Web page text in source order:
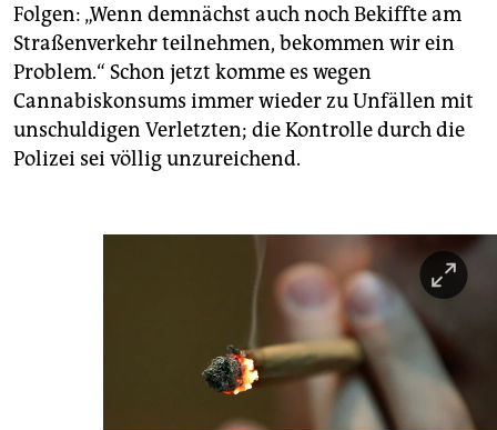
Folgen: „Wenn demnächst auch noch Bekiffte am
Straßenverkehr teilnehmen, bekommen wir ein
Problem.“ Schon jetzt komme es wegen
Cannabiskonsums immer wieder zu Unfällen mit
unschuldigen Verletzten; die Kontrolle durch die
Polizei sei völlig unzureichend.